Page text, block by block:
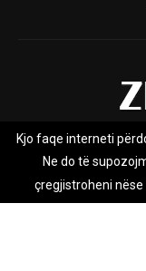
Rreth nesh
Zhurnal.mk është
Kjo faqe interneti
Ne do të
çregjistroheni nëse